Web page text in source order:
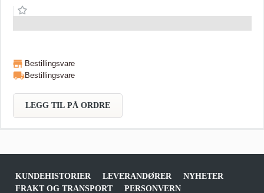
Bestillingsvare
Bestillingsvare
LEGG TIL PÅ ORDRE
KUNDEHISTORIER LEVERANDØRER
NYHETER
FRAKT OG TRANSPORT
PERSONVERN